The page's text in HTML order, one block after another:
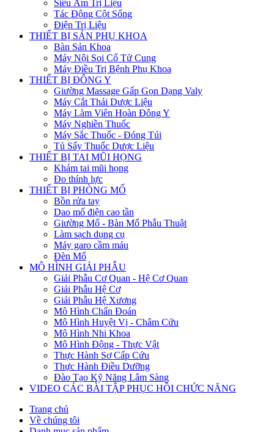
Siêu Âm Trị Liệu
Tác Động Cột Sống
Điện Trị Liệu
THIẾT BỊ SẢN PHỤ KHOA
Bàn Sản Khoa
Máy Nội Soi Cổ Tử Cung
Máy Điều Trị Bệnh Phụ Khoa
THIẾT BỊ ĐÔNG Y
Giường Massage Gấp Gọn Dạng Valy
Máy Cắt Thái Dược Liệu
Máy Làm Viên Hoàn Đông Y
Máy Nghiền Thuốc
Máy Sắc Thuốc - Đóng Túi
Tủ Sấy Thuốc Dược Liệu
THIẾT BỊ TAI MŨI HỌNG
Khám tai mũi họng
Đo thính lực
THIẾT BỊ PHÒNG MỔ
Bồn rửa tay
Dao mổ điện cao tần
Giường Mổ - Bàn Mổ Phẫu Thuật
Làm sạch dụng cụ
Máy garo cầm máu
Đèn Mổ
MÔ HÌNH GIẢI PHẪU
Giải Phẫu Cơ Quan - Hệ Cơ Quan
Giải Phẫu Hệ Cơ
Giải Phẫu Hệ Xương
Mô Hình Chẩn Đoán
Mô Hình Huyệt Vị - Châm Cứu
Mô Hình Nhi Khoa
Mô Hình Động - Thực Vật
Thực Hành Sơ Cấp Cứu
Thực Hành Điều Dưỡng
Đào Tạo Kỹ Năng Lâm Sàng
VIDEO CÁC BÀI TẬP PHỤC HỒI CHỨC NĂNG
Trang chủ
Về chúng tôi